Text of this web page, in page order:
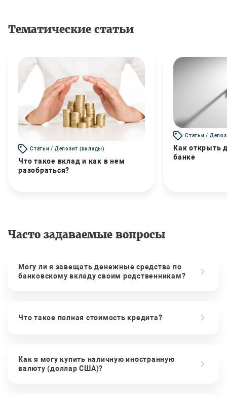
Тематические статьи
Статьи / Депозит (вклады)
Что такое вклад и как в нем
разобраться?
Статьи /
Как открыть
банке
Часто задаваемые вопросы
Могу ли я завещать денежные средства по
банковскому вкладу своим родственникам?
Что такое полная стоимость кредита?
Как я могу купить наличную иностранную
валюту (доллар США)?